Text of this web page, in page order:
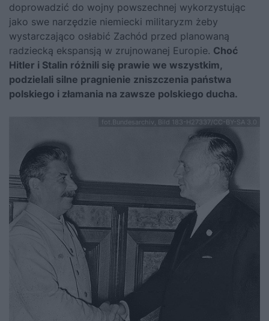
doprowadzić do wojny powszechnej wykorzystując
jako swe narzędzie niemiecki militaryzm żeby
wystarczająco osłabić Zachód przed planowaną
radziecką ekspansją w zrujnowanej Europie. Choć
Hitler i Stalin różnili się prawie we wszystkim,
podzielali silne pragnienie zniszczenia państwa
polskiego i złamania na zawsze polskiego ducha.
fot.Bundesarchiv, Bild 183-H27337/CC-BY-SA 3.0